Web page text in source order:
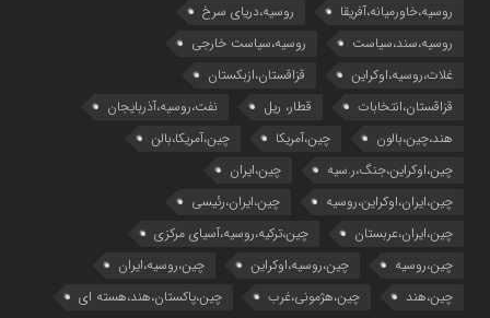
روسیه،خاورمیانه،آفریقا
روسیه،دریای سرخ
روسیه،سند،سیاست
روسیه،سیاست خارجی
غلات،روسیه،اوکراین
قزاقستان،ازبکستان
قزاقستان،انتخابات
قطار، ریل
نفت،روسیه،آذربایجان
هند،چین،بالون
چین،آمریکا
چین،آمریکا،بالن
چین،اوکراین،جنگ،ر.سیه
چین،ایران
چین،ایران،اوکراین،روسیه
چین،ایران،رئیسی
چین،ایران،عربستان
چین،ترکیه،روسیه،آسیای مرکزی
چین،روسیه
چین،روسیه،اوکراین
چین،روسیه،ایران
چین،هند
چین،هژمونی،غرب چین،پاکستان،هند،هسته ای